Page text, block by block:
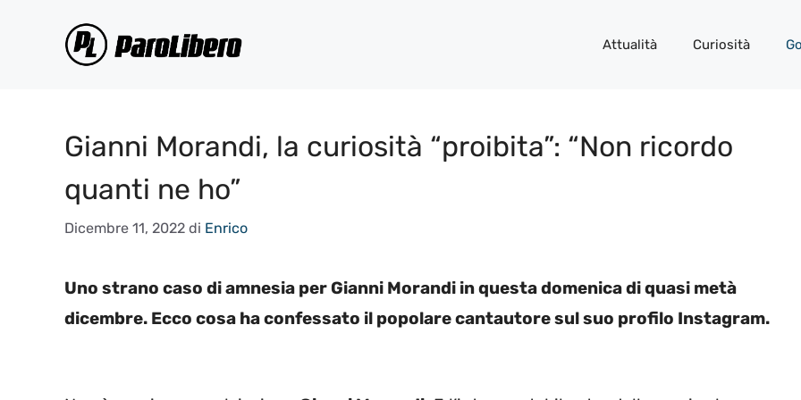
Attualità Curiosità
Gianni Morandi, la curiosità “proibita”: “Non ricordo
quanti ne ho”
Dicembre 11, 2022 di Enrico
Uno strano caso di amnesia per Gianni Morandi in questa domenica di quasi metà
dicembre. Ecco cosa ha confessato il popolare cantautore sul suo profilo Instagram.